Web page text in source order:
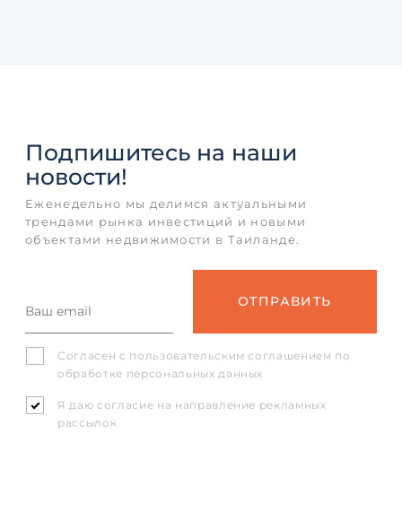
Подпишитесь на наши
новости!
Еженедельно мы делимся актуальными
трендами рынка инвестиций и новыми
объектами недвижимости в Таиланде.
Согласен с пользовательским соглашением по
обработке персональных данных
Я даю согласие на направление рекламных
рассылок